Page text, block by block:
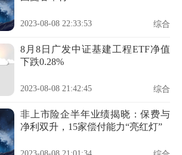
2023-08-08 22:33:53 综合
8月8日广发中证基建工程ETF净值
下跌0.28%
2023-08-08 21:42:45 综合
非上市险企半年业绩揭晓：保费与
净利双升，15家偿付能力“亮红灯”